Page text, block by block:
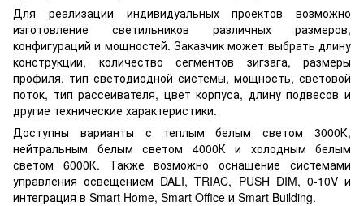
Для реализации индивидуальных проектов возможно
изготовление светильников различных размеров,
конфигураций и мощностей. Заказчик может выбрать длину
конструкции, количество сегментов зигзага, размеры
профиля, тип светодиодной системы, мощность, световой
поток, тип рассеивателя, цвет корпуса, длину подвесов и
другие технические характеристики.
Доступны варианты с теплым белым светом 3000К,
нейтральным белым светом 4000К и холодным белым
светом 6000К. Также возможно оснащение системами
управления освещением DALI, TRIAC, PUSH DIM, 0-10V и
интеграция в Smart Home, Smart Office и Smart Building.